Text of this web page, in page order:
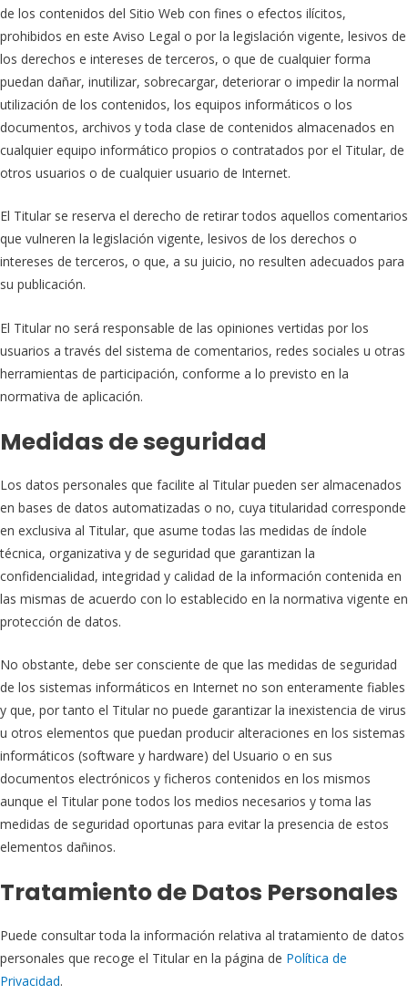
de los contenidos del Sitio Web con fines o efectos ilícitos,
prohibidos en este Aviso Legal o por la legislación vigente, lesivos de
los derechos e intereses de terceros, o que de cualquier forma
puedan dañar, inutilizar, sobrecargar, deteriorar o impedir la normal
utilización de los contenidos, los equipos informáticos o los
documentos, archivos y toda clase de contenidos almacenados en
cualquier equipo informático propios o contratados por el Titular, de
otros usuarios o de cualquier usuario de Internet.
El Titular se reserva el derecho de retirar todos aquellos comentarios
que vulneren la legislación vigente, lesivos de los derechos o
intereses de terceros, o que, a su juicio, no resulten adecuados para
su publicación.
El Titular no será responsable de las opiniones vertidas por los
usuarios a través del sistema de comentarios, redes sociales u otras
herramientas de participación, conforme a lo previsto en la
normativa de aplicación.
Medidas de seguridad
Los datos personales que facilite al Titular pueden ser almacenados
en bases de datos automatizadas o no, cuya titularidad corresponde
en exclusiva al Titular, que asume todas las medidas de índole
técnica, organizativa y de seguridad que garantizan la
confidencialidad, integridad y calidad de la información contenida en
las mismas de acuerdo con lo establecido en la normativa vigente en
protección de datos.
No obstante, debe ser consciente de que las medidas de seguridad
de los sistemas informáticos en Internet no son enteramente fiables
y que, por tanto el Titular no puede garantizar la inexistencia de virus
u otros elementos que puedan producir alteraciones en los sistemas
informáticos (software y hardware) del Usuario o en sus
documentos electrónicos y ficheros contenidos en los mismos
aunque el Titular pone todos los medios necesarios y toma las
medidas de seguridad oportunas para evitar la presencia de estos
elementos dañinos.
Tratamiento de Datos Personales
Puede consultar toda la información relativa al tratamiento de datos
personales que recoge el Titular en la página de Política de
Privacidad.